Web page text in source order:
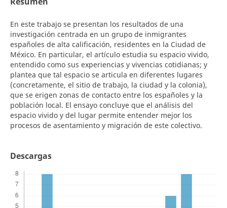
En este trabajo se presentan los resultados de una
investigación centrada en un grupo de inmigrantes
españoles de alta calificación, residentes en la Ciudad de
México. En particular, el artículo estudia su espacio vivido,
entendido como sus experiencias y vivencias cotidianas; y
plantea que tal espacio se articula en diferentes lugares
(concretamente, el sitio de trabajo, la ciudad y la colonia),
que se erigen zonas de contacto entre los españoles y la
población local. El ensayo concluye que el análisis del
espacio vivido y del lugar permite entender mejor los
procesos de asentamiento y migración de este colectivo.
Descargas